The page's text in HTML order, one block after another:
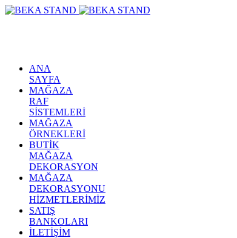
ANA
SAYFA
MAĞAZA
RAF
SİSTEMLERİ
MAĞAZA
ÖRNEKLERİ
BUTİK
MAĞAZA
DEKORASYON
MAĞAZA
DEKORASYONU
HİZMETLERİMİZ
SATIŞ
BANKOLARI
İLETİŞİM